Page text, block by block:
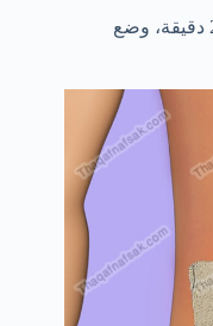
3- ضع الثلج على منطقة الإصابة لمدة 20 دقيقة، وضع